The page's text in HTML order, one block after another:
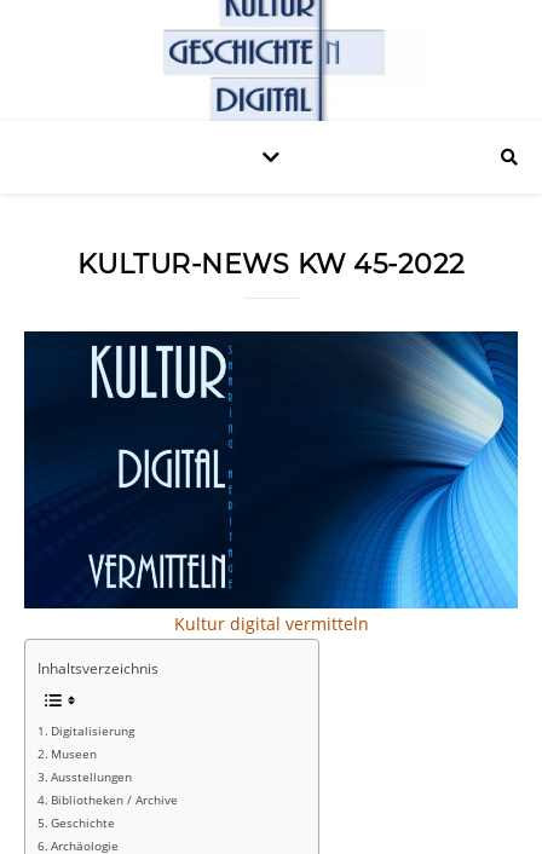
KULTUR-NEWS KW 45-2022
Kultur digital vermitteln
Inhaltsverzeichnis
Digitalisierung
Museen
Ausstellungen
Bibliotheken / Archive
Geschichte
Archäologie